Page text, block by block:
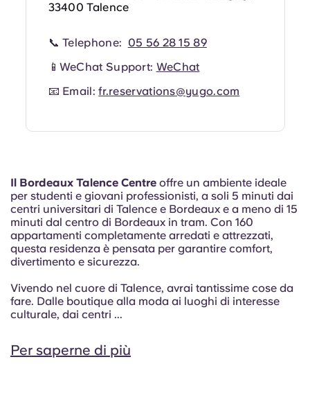
Il Bordeaux Talence Centre offre un ambiente ideale
per studenti e giovani professionisti, a soli 5 minuti dai
centri universitari di Talence e Bordeaux e a meno di 15
minuti dal centro di Bordeaux in tram. Con 160
appartamenti completamente arredati e attrezzati,
questa residenza è pensata per garantire comfort,
divertimento e sicurezza.
Vivendo nel cuore di Talence, avrai tantissime cose da
fare. Dalle boutique alla moda ai luoghi di interesse
culturale, dai centri ...
Per saperne di più
33400 Talence
📞 Telephone: 05 56 28 15 89
📱WeChat Support: WeChat
📧 Email:fr.reservations@yugo.com